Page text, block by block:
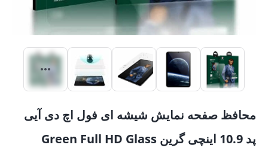
محافظ صفحه نمایش شیشه ای فول اچ دی آیی
پد 10.9 اینچی گرین Green Full HD Glass